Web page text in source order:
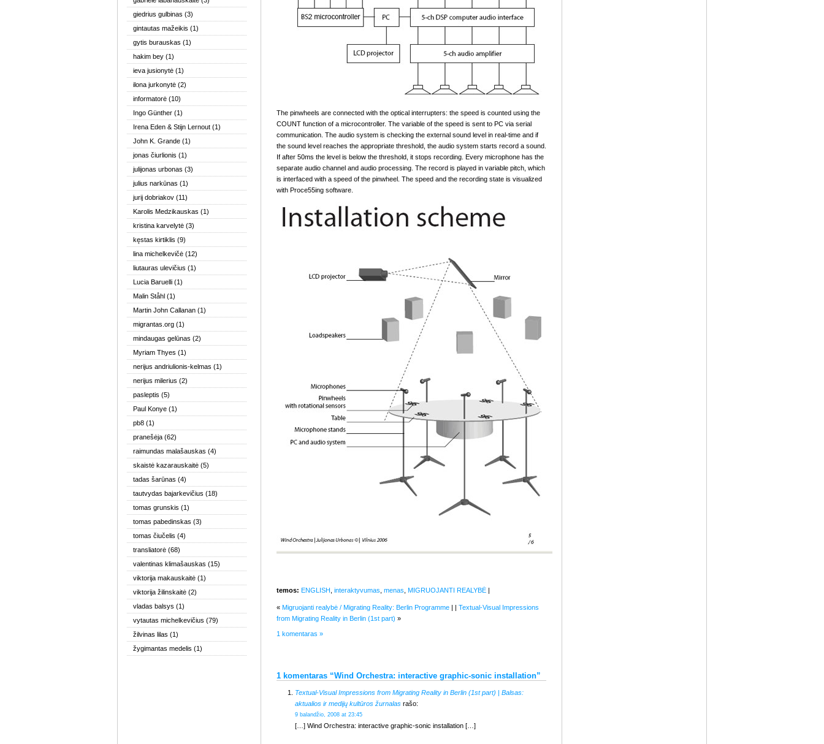
giedrius gulbinas (3)
gintautas mažeikis (1)
gytis burauskas (1)
hakim bey (1)
ieva jusionytė (1)
ilona jurkonytė (2)
informatorė (10)
Ingo Günther (1)
Irena Eden & Stijn Lernout (1)
John K. Grande (1)
jonas čiurlionis (1)
julijonas urbonas (3)
julius narkūnas (1)
jurij dobriakov (11)
Karolis Medzikauskas (1)
kristina karvelytė (3)
kęstas kirtiklis (9)
lina michelkevičė (12)
liutauras ulevičius (1)
Lucia Baruelli (1)
Malin Ståhl (1)
Martin John Callanan (1)
migrantas.org (1)
mindaugas gelūnas (2)
Myriam Thyes (1)
nerijus andriulionis-kelmas (1)
nerijus milerius (2)
pasleptis (5)
Paul Konye (1)
pb8 (1)
pranešėja (62)
raimundas malašauskas (4)
skaistė kazarauskaitė (5)
tadas šarūnas (4)
tautvydas bajarkevičius (18)
tomas grunskis (1)
tomas pabedinskas (3)
tomas čiučelis (4)
transliatorė (68)
valentinas klimašauskas (15)
viktorija makauskaitė (1)
viktorija žilinskaitė (2)
vladas balsys (1)
vytautas michelkevičius (79)
žilvinas lilas (1)
žygimantas medelis (1)
The pinwheels are connected with the optical interrupters: the speed is counted using the
COUNT function of a microcontroller. The variable of the speed is sent to PC via serial
communication. The audio system is checking the external sound level in real-time and if
the sound level reaches the appropriate threshold, the audio system starts record a sound.
If after 50ms the level is below the threshold, it stops recording. Every microphone has the
separate audio channel and audio processing. The record is played in variable pitch, which
is interfaced with a speed of the pinwheel. The speed and the recording state is visualized
with Proce55ing software.
temos: ENGLISH interaktyvumas menas MIGRUOJANTI REALYBĖ |
« Migruojanti realybė / Migrating Reality: Berlin Programme | | Textual-Visual Impressions
from Migrating Reality in Berlin (1st part) »
1 komentaras »
1 komentaras “Wind Orchestra: interactive graphic-sonic installation”
Textual-Visual Impressions from Migrating Reality in Berlin (1st part) | Balsas:
aktualios ir medijų kultūros žurnalas rašo:
9 balandžio, 2008 at 23:45
[…] Wind Orchestra: interactive graphic-sonic installation […]